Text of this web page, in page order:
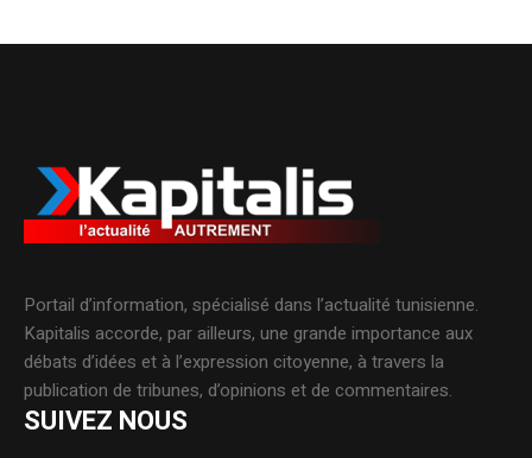
Portail d’information, spécialisé dans l’actualité tunisienne.
Kapitalis accorde, par ailleurs, une grande importance aux
débats d’idées et à l’expression citoyenne, à travers la
publication de tribunes, d’opinions et de commentaires.
SUIVEZ NOUS